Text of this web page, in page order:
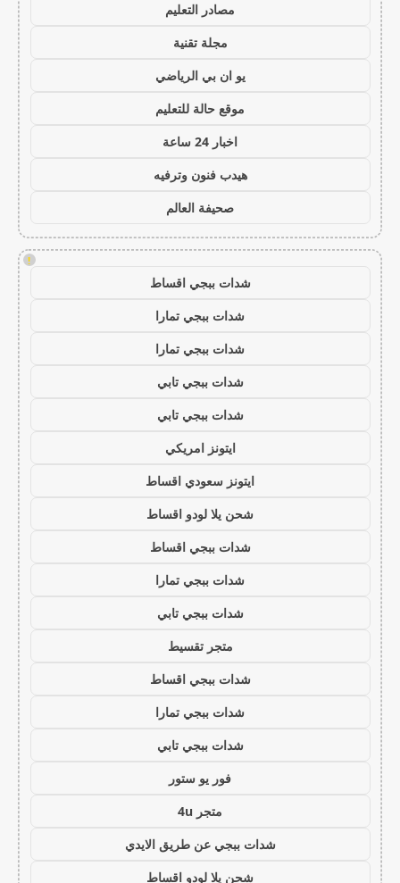
مصادر التعليم
مجلة تقنية
يو ان بي الرياضي
موقع حالة للتعليم
اخبار 24 ساعة
هيدب فنون وترفيه
صحيفة العالم
!
شدات ببجي اقساط
شدات ببجي تمارا
شدات ببجي تمارا
شدات ببجي تابي
شدات ببجي تابي
ايتونز امريكي
ايتونز سعودي اقساط
شحن يلا لودو اقساط
شدات ببجي اقساط
شدات ببجي تمارا
شدات ببجي تابي
متجر تقسيط
شدات ببجي اقساط
شدات ببجي تمارا
شدات ببجي تابي
فور يو ستور
متجر 4u
شدات ببجي عن طريق الايدي
شحن يلا لودو اقساط